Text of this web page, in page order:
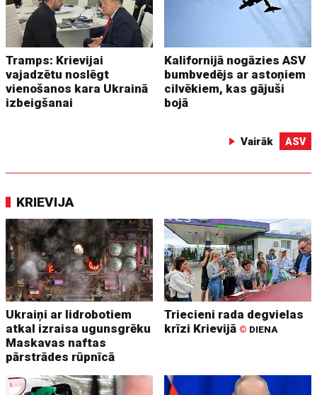
Tramps: Krievijai
vajadzētu noslēgt
vienošanos kara Ukrainā
izbeigšanai
Kalifornijā nogāzies ASV
bumbvedējs ar astoņiem
cilvēkiem, kas gājuši
bojā
Vairāk ASV
KRIEVIJA
Ukraiņi ar lidrobotiem
atkal izraisa ugunsgrēku
Maskavas naftas
pārstrādes rūpnīcā
Triecieni rada degvielas
krīzi Krievijā © DIENA